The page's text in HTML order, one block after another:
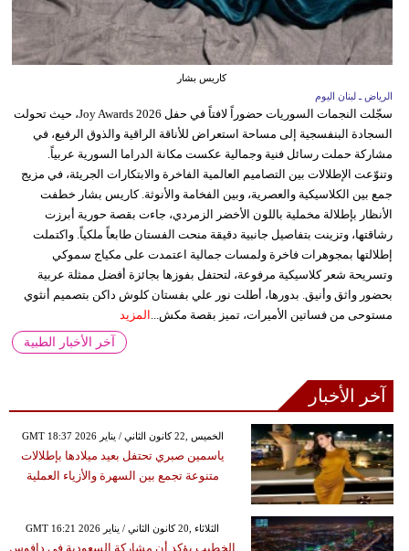
كاريس بشار
الرياض ـ لبنان اليوم
سجّلت النجمات السوريات حضوراً لافتاً في حفل Joy Awards 2026، حيث تحولت
السجادة البنفسجية إلى مساحة استعراض للأناقة الراقية والذوق الرفيع، في
مشاركة حملت رسائل فنية وجمالية عكست مكانة الدراما السورية عربياً.
وتنوّعت الإطلالات بين التصاميم العالمية الفاخرة والابتكارات الجريئة، في مزيج
جمع بين الكلاسيكية والعصرية، وبين الفخامة والأنوثة. كاريس بشار خطفت
الأنظار بإطلالة مخملية باللون الأخضر الزمردي، جاءت بقصة حورية أبرزت
رشاقتها، وتزينت بتفاصيل جانبية دقيقة منحت الفستان طابعاً ملكياً. واكتملت
إطلالتها بمجوهرات فاخرة ولمسات جمالية اعتمدت على مكياج سموكي
وتسريحة شعر كلاسيكية مرفوعة، لتحتفل بفوزها بجائزة أفضل ممثلة عربية
بحضور واثق وأنيق. بدورها، أطلت نور علي بفستان كلوش داكن بتصميم أنثوي
مستوحى من فساتين الأميرات، تميز بقصة مكش... المزيد
آخر الأخبار الطبية
آخر الأخبار
GMT 18:37 2026 الخميس ,22 كانون الثاني / يناير
ياسمين صبري تحتفل بعيد ميلادها بإطلالات
متنوعة تجمع بين السهرة والأزياء العملية
GMT 16:21 2026 الثلاثاء ,20 كانون الثاني / يناير
الخطيب يؤكد أن مشاركة السعودية في دافوس